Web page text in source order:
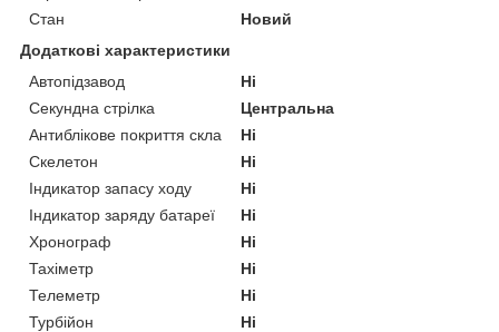
Стан
Новий
Додаткові характеристики
Автопідзавод
Ні
Секундна стрілка
Центральна
Антиблікове покриття скла
Ні
Скелетон
Ні
Індикатор запасу ходу
Ні
Індикатор заряду батареї
Ні
Хронограф
Ні
Тахіметр
Ні
Телеметр
Ні
Турбійон
Ні